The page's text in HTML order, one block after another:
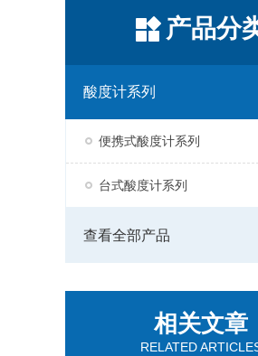
产品分
酸度计系列
便携式酸度计系列
台式酸度计系列
查看全部产品
相关文章
RELATED